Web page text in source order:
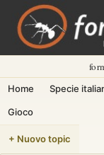
Home Specie
Gioco
+ Nuovo topic